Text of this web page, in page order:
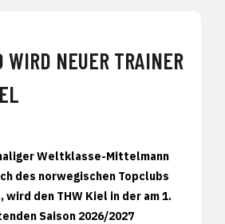
WIRD NEUER TRAINER
Weltklasse-Mittelmann
des norwegischen Topclubs
wird den THW Kiel in der am 1.
Saison 2026/2027